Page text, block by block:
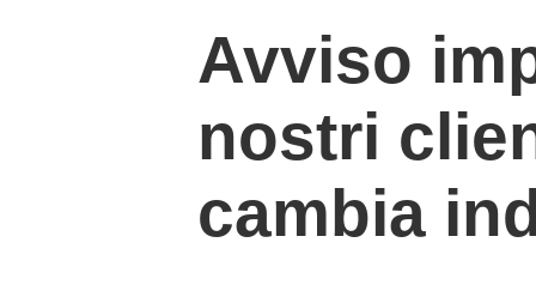
Avviso
nostri
cambia